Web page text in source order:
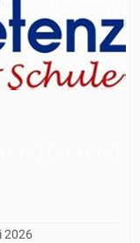
2026